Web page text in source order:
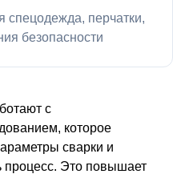
перчатки,
безопасности
с
которое
сварки и
процесс. Это повышает